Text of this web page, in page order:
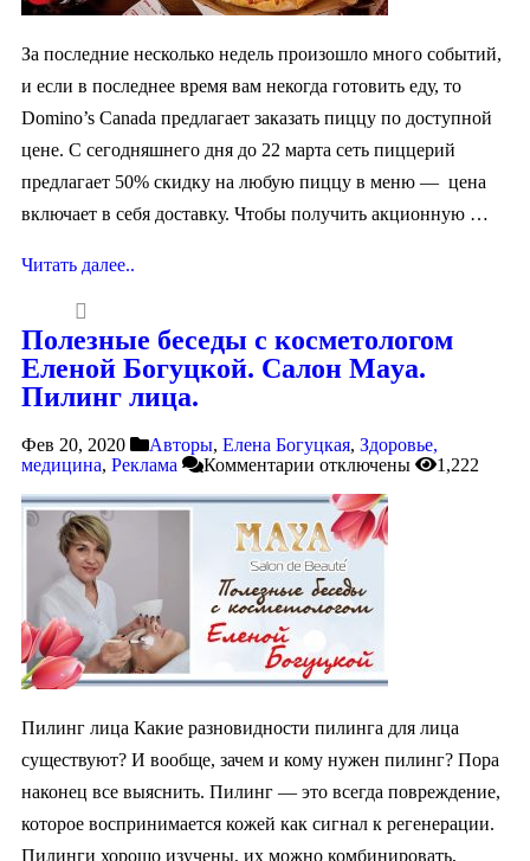
За последние несколько недель произошло много событий,
и если в последнее время вам некогда готовить еду, то
Domino’s Canada предлагает заказать пиццу по доступной
цене. С сегодняшнего дня до 22 марта сеть пиццерий
предлагает 50% скидку на любую пиццу в меню — цена
включает в себя доставку. Чтобы получить акционную …
Читать далее..
Полезные беседы с косметологом
Еленой Богуцкой. Салон Maya.
Пилинг лица.
Фев 20, 2020 Авторы, Елена Богуцкая, Здоровье,
медицина, Реклама Комментарии отключены 1,222
Пилинг лица Какие разновидности пилинга для лица
существуют? И вообще, зачем и кому нужен пилинг? Пора
наконец все выяснить. Пилинг — это всегда повреждение,
которое воспринимается кожей как сигнал к регенерации.
Пилинги хорошо изучены, их можно комбинировать,